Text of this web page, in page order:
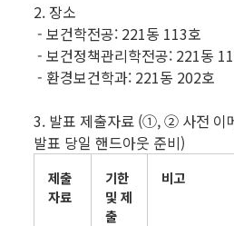
2. 장소
- 보건학전공: 221동 113호
- 보건정책관리학전공: 221동
- 환경보건학과: 221동 202호
3. 발표 제출자료 (①, ② 사전 이
발표 당일 핸드아웃 준비)
제출
자료
기한
및 제
출
비고